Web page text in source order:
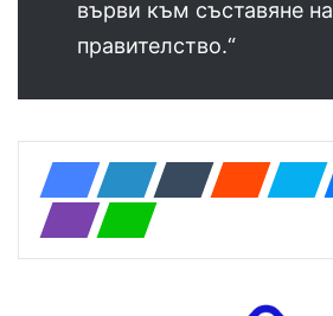
върви към съставяне на
правителство.“